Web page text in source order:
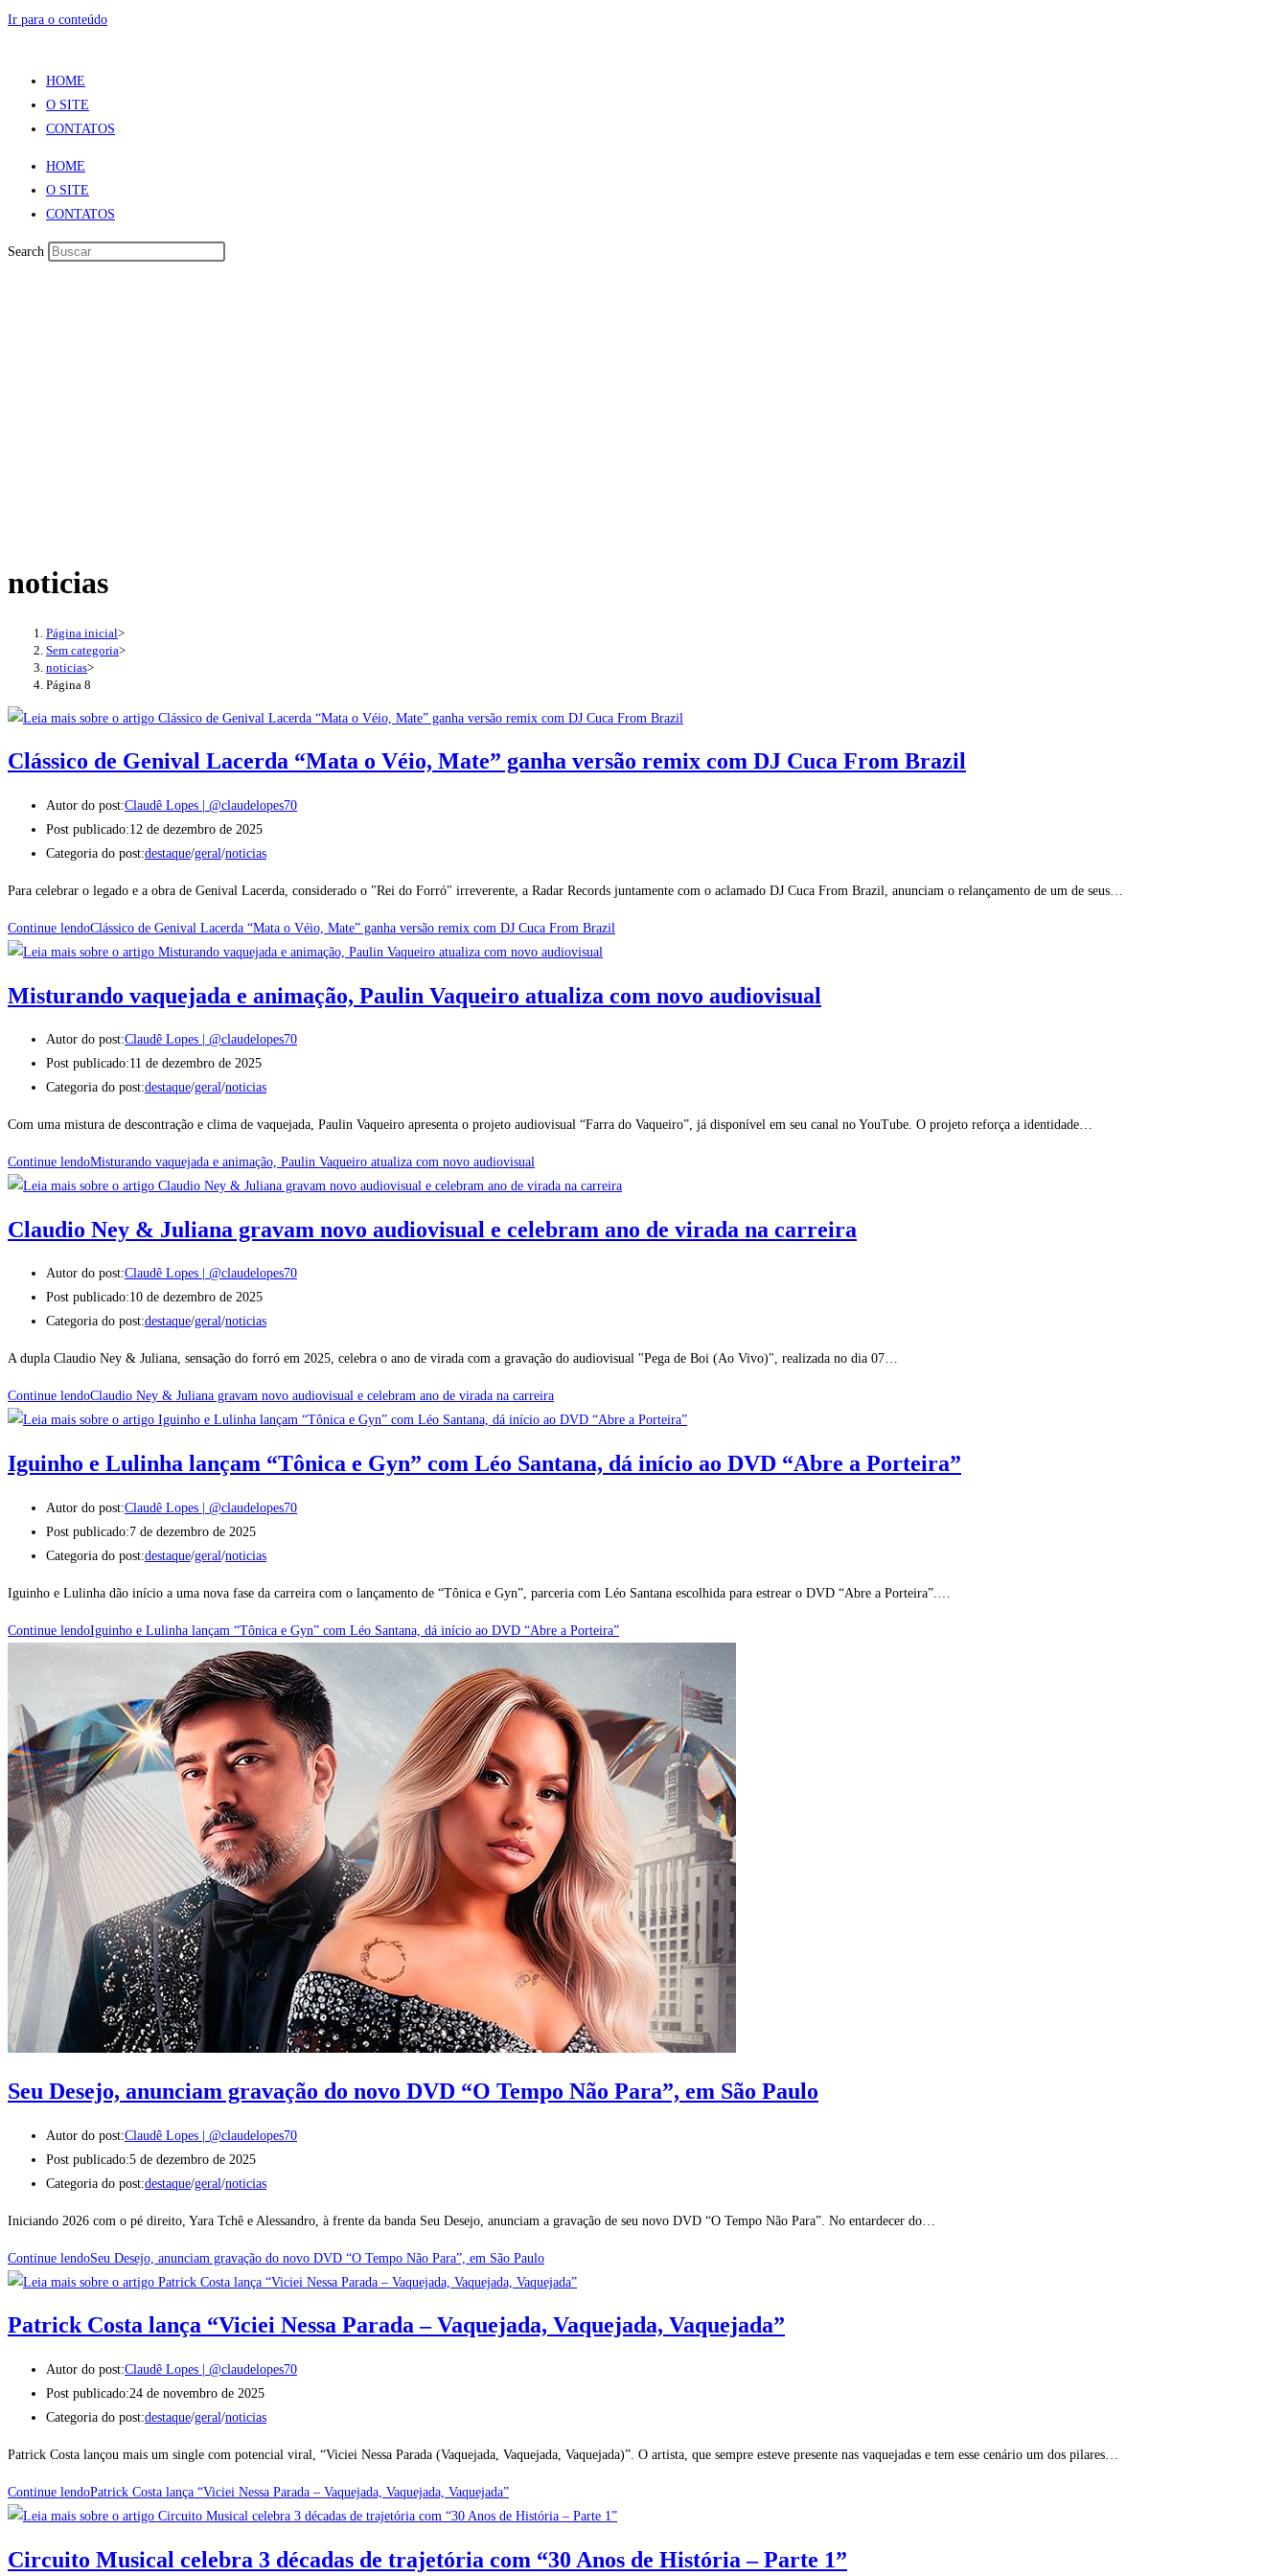
Ir para o conteúdo
HOME
O SITE
CONTATOS
HOME
O SITE
CONTATOS
Search
noticias
Página inicial>
Sem categoria>
noticias>
Página 8
Clássico de Genival Lacerda “Mata o Véio, Mate” ganha versão remix com DJ Cuca From Brazil
Autor do post:Claudê Lopes | @claudelopes70
Post publicado:12 de dezembro de 2025
Categoria do post:destaque/geral/noticias
Para celebrar o legado e a obra de Genival Lacerda, considerado o "Rei do Forró" irreverente, a Radar Records juntamente com o aclamado DJ Cuca From Brazil, anunciam o relançamento de um de seus…
Continue lendoClássico de Genival Lacerda “Mata o Véio, Mate” ganha versão remix com DJ Cuca From Brazil
Misturando vaquejada e animação, Paulin Vaqueiro atualiza com novo audiovisual
Autor do post:Claudê Lopes | @claudelopes70
Post publicado:11 de dezembro de 2025
Categoria do post:destaque/geral/noticias
Com uma mistura de descontração e clima de vaquejada, Paulin Vaqueiro apresenta o projeto audiovisual “Farra do Vaqueiro”, já disponível em seu canal no YouTube. O projeto reforça a identidade…
Continue lendoMisturando vaquejada e animação, Paulin Vaqueiro atualiza com novo audiovisual
Claudio Ney & Juliana gravam novo audiovisual e celebram ano de virada na carreira
Autor do post:Claudê Lopes | @claudelopes70
Post publicado:10 de dezembro de 2025
Categoria do post:destaque/geral/noticias
A dupla Claudio Ney & Juliana, sensação do forró em 2025, celebra o ano de virada com a gravação do audiovisual "Pega de Boi (Ao Vivo)", realizada no dia 07…
Continue lendoClaudio Ney & Juliana gravam novo audiovisual e celebram ano de virada na carreira
Iguinho e Lulinha lançam “Tônica e Gyn” com Léo Santana, dá início ao DVD “Abre a Porteira”
Autor do post:Claudê Lopes | @claudelopes70
Post publicado:7 de dezembro de 2025
Categoria do post:destaque/geral/noticias
Iguinho e Lulinha dão início a uma nova fase da carreira com o lançamento de “Tônica e Gyn”, parceria com Léo Santana escolhida para estrear o DVD “Abre a Porteira”.…
Continue lendoIguinho e Lulinha lançam “Tônica e Gyn” com Léo Santana, dá início ao DVD “Abre a Porteira”
Seu Desejo, anunciam gravação do novo DVD “O Tempo Não Para”, em São Paulo
Autor do post:Claudê Lopes | @claudelopes70
Post publicado:5 de dezembro de 2025
Categoria do post:destaque/geral/noticias
Iniciando 2026 com o pé direito, Yara Tchê e Alessandro, à frente da banda Seu Desejo, anunciam a gravação de seu novo DVD “O Tempo Não Para”. No entardecer do…
Continue lendoSeu Desejo, anunciam gravação do novo DVD “O Tempo Não Para”, em São Paulo
Patrick Costa lança “Viciei Nessa Parada – Vaquejada, Vaquejada, Vaquejada”
Autor do post:Claudê Lopes | @claudelopes70
Post publicado:24 de novembro de 2025
Categoria do post:destaque/geral/noticias
Patrick Costa lançou mais um single com potencial viral, “Viciei Nessa Parada (Vaquejada, Vaquejada, Vaquejada)”. O artista, que sempre esteve presente nas vaquejadas e tem esse cenário um dos pilares…
Continue lendoPatrick Costa lança “Viciei Nessa Parada – Vaquejada, Vaquejada, Vaquejada”
Circuito Musical celebra 3 décadas de trajetória com “30 Anos de História – Parte 1”